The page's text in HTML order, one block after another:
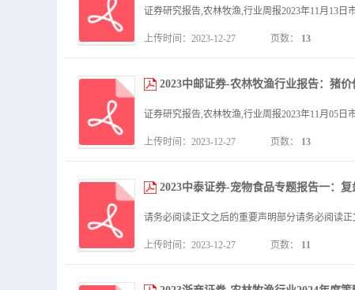
上传时间：2023-12-27 页数： 13
2023中邮证券-农林牧渔行业报告：猪
上传时间：2023-12-27 页数： 13
2023中泰证券-宠物食品专题报告一：
上传时间：2023-12-27 页数： 11